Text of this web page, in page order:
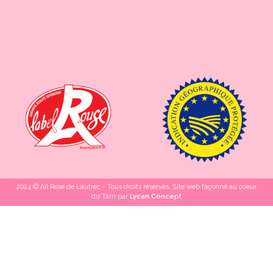
2024 © Ail Rose de Lautrec - Tous droits réservés. Site web façonné au coeur
du Tarn par Lycan Concept